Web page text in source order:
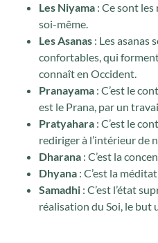
Les Niyama : Ce sont
soi-même.
Les Asanas : Les asanas
confortables, qui
connaît en Occident.
Pranayama : C’est le
est le Prana, par un
Pratyahara : C’est le
rediriger à l’intérieur de
Dharana : C’est la
Dhyana : C’est la
Samadhi : C’est l’état
réalisation du Soi, le but